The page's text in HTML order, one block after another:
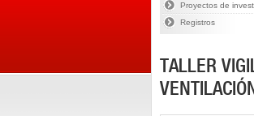
Proyectos de
Registros
TALLER